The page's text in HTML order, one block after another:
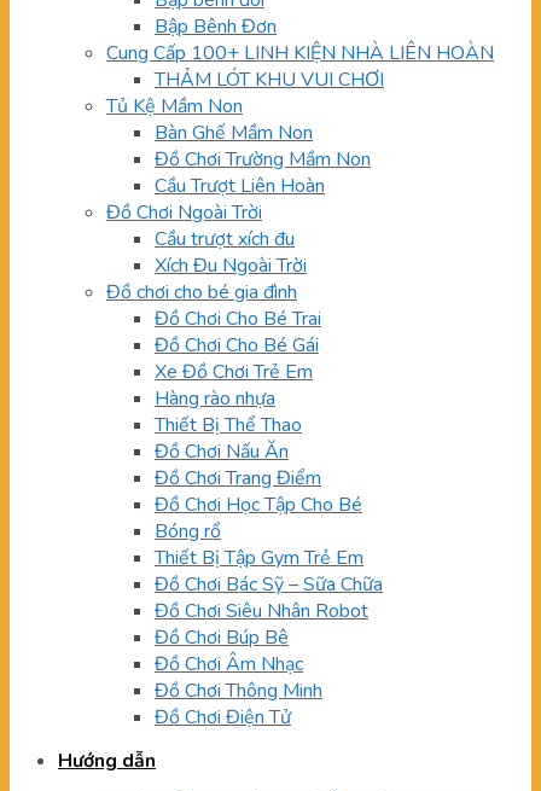
Bập Bênh Đơn
Cung Cấp 100+ LINH KIỆN NHÀ LIÊN HOÀN
THẢM LÓT KHU VUI CHƠI
Tủ Kệ Mầm Non
Bàn Ghế Mầm Non
Đồ Chơi Trường Mầm Non
Cầu Trượt Liên Hoàn
Đồ Chơi Ngoài Trời
Cầu trượt xích đu
Xích Đu Ngoài Trời
Đồ chơi cho bé gia đình
Đồ Chơi Cho Bé Trai
Đồ Chơi Cho Bé Gái
Xe Đồ Chơi Trẻ Em
Hàng rào nhựa
Thiết Bị Thể Thao
Đồ Chơi Nấu Ăn
Đồ Chơi Trang Điểm
Đồ Chơi Học Tập Cho Bé
Bóng rổ
Thiết Bị Tập Gym Trẻ Em
Đồ Chơi Bác Sỹ – Sữa Chữa
Đồ Chơi Siêu Nhân Robot
Đồ Chơi Búp Bê
Đồ Chơi Âm Nhạc
Đồ Chơi Thông Minh
Đồ Chơi Điện Tử
Hướng dẫn